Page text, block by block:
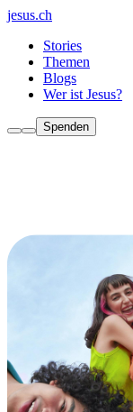
jesus.ch
Stories
Themen
Blogs
Wer ist Jesus?
Spenden